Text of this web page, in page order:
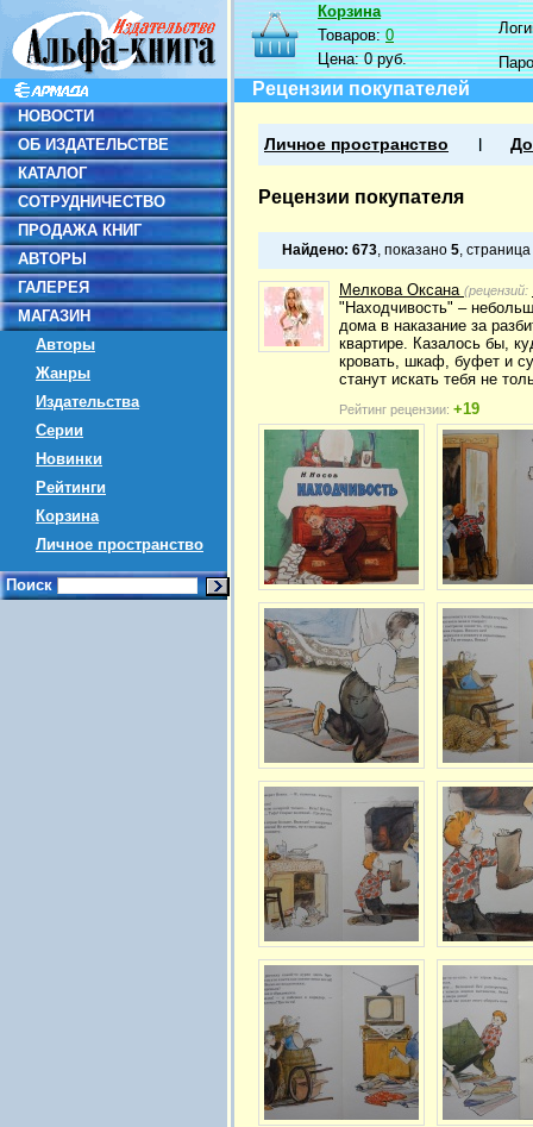
НОВОСТИ
ОБ ИЗДАТЕЛЬСТВЕ
КАТАЛОГ
СОТРУДНИЧЕСТВО
ПРОДАЖА КНИГ
АВТОРЫ
ГАЛЕРЕЯ
МАГАЗИН
Авторы
Жанры
Издательства
Серии
Новинки
Рейтинги
Корзина
Личное пространство
Поиск
Корзина
Товаров:0
Цена:0 руб.
Рецензии покупателей
Личное пространство
Рецензии покупателя
Найдено: 673, показано 5, страница
Мелкова Оксана (рецензий:
"Находчивость" –
дома в наказание за
квартире. Казалось бы,
кровать, шкаф, буфет и
станут искать тебя не
Рейтинг рецензии: +19